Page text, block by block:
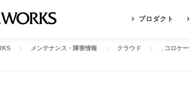
プロダクト
メンテナンス・障害情報 クラウド , コロケ